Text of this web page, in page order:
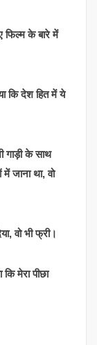
फिल्म के बारे में
कि देश हित में ये
गाड़ी के साथ
जाना था, वो
वो भी फ्री।
मेरा पीछा